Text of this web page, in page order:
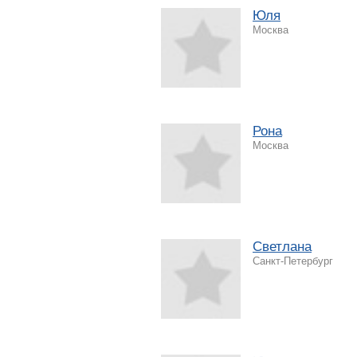
Юля
Москва
Рона
Москва
Светлана
Санкт-Петербург